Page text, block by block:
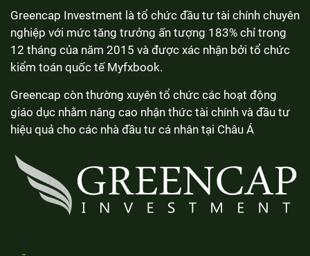
Greencap Investment là tổ chức đầu tư tài chính chuyên
nghiệp với mức tăng trưởng ấn tượng 183% chỉ trong
12 tháng của năm 2015 và được xác nhận bởi tổ chức
kiểm toán quốc tế Myfxbook.
Greencap còn thường xuyên tổ chức các hoạt động
giáo dục nhằm nâng cao nhận thức tài chính và đầu tư
hiệu quả cho các nhà đầu tư cá nhân tại Châu Á